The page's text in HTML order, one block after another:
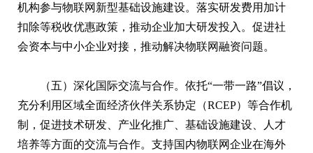
机构参与物联网新型基础设施建设。落实研发费用加计
扣除等税收优惠政策，推动企业加大研发投入。促进社
会资本与中小企业对接，推动解决物联网融资问题。
（五）深化国际交流与合作。依托“一带一路”倡议，
充分利用区域全面经济伙伴关系协定（RCEP）等合作机
制，促进技术研发、产业化推广、基础设施建设、人才
培养等方面的交流与合作。支持国内物联网企业在海外